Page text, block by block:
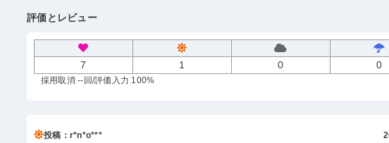
評価とレビュー
7 1 0 0
採用取消 --回/評価入力 100%
投稿：r*n*o***